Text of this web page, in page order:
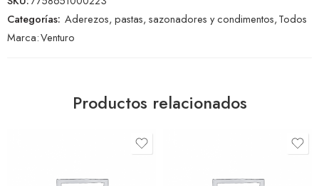
Categorías: Aderezos, pastas, sazonadores y condimentos,Todos
Marca:Venturo
Productos relacionados